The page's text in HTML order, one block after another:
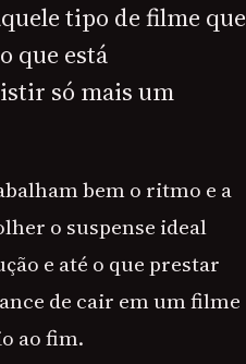
tipo de filme que
que está
só mais um
bem o ritmo e a
o suspense ideal
e até o que prestar
de cair em um filme
ao fim.